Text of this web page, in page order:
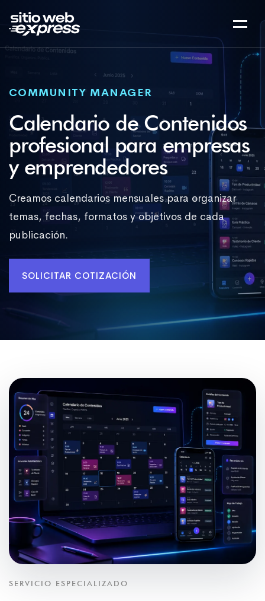
COMMUNITY MANAGER
Calendario de Contenidos
profesional para empresas
y emprendedores
Creamos calendarios mensuales para organizar
temas, fechas, formatos y objetivos de cada
publicación.
SOLICITAR COTIZACIÓN
SERVICIO ESPECIALIZADO